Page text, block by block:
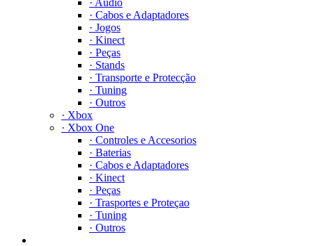
· Audio
· Cabos e Adaptadores
· Jogos
· Kinect
· Peças
· Stands
· Transporte e Protecção
· Tuning
· Outros
· Xbox
· Xbox One
· Controles e Accesorios
· Baterias
· Cabos e Adaptadores
· Kinect
· Peças
· Trasportes e Proteçao
· Tuning
· Outros